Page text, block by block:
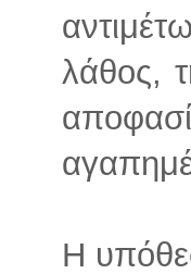
λάθος,
Η